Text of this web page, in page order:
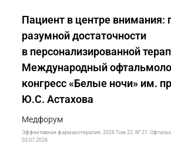
Пациент в центре внимания:
разумной достаточности
в персонализированной
Международный
конгресс «Белые ночи» им.
Ю.С. Астахова
Медфорум
Эффективная фармакотерапия. 2026.Том 22. № 21.
03.07.2026